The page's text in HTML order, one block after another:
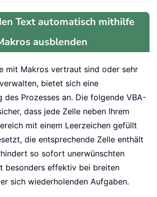
Text automatisch mithilfe
ausblenden
mit Makros vertraut sind oder sehr
bietet sich eine
des Prozesses an. Die folgende VBA-
dass jede Zelle neben Ihrem
mit einem Leerzeichen gefüllt
die entsprechende Zelle enthält
so sofort unerwünschten
besonders effektiv bei breiten
sich wiederholenden Aufgaben.